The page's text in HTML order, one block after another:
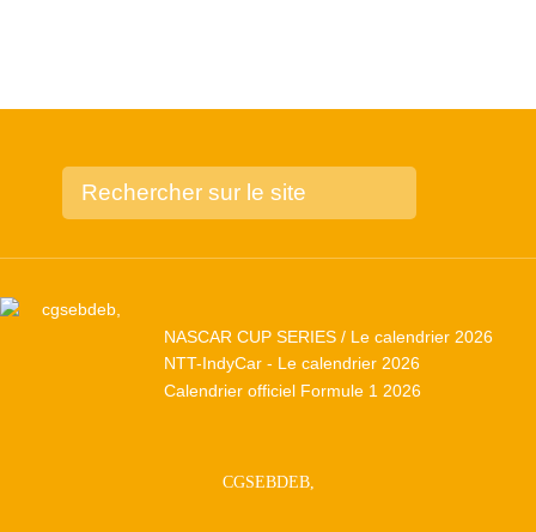
NASCAR CUP SERIES / Le calendrier 2026
NTT-IndyCar - Le calendrier 2026
Calendrier officiel Formule 1 2026
CGSEBDEB,